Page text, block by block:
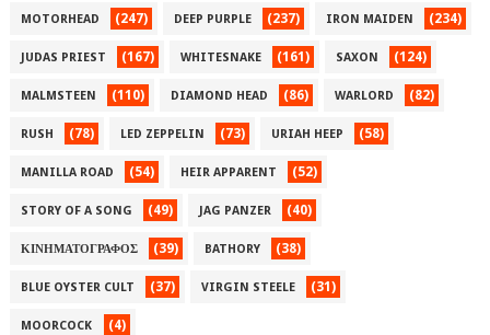
MOTORHEAD (247) DEEP PURPLE (237) IRON MAIDEN (234)
JUDAS PRIEST (167) WHITESNAKE (161) SAXON (124)
MALMSTEEN (110) DIAMOND HEAD (86) WARLORD (82)
RUSH (78) LED ZEPPELIN (73) URIAH HEEP (58)
MANILLA ROAD (54) HEIR APPARENT (52)
STORY OF A SONG (49) JAG PANZER (40)
ΚΙΝΗΜΑΤΟΓΡΑΦΟΣ (39) BATHORY (38)
BLUE OYSTER CULT (37) VIRGIN STEELE (31)
MOORCOCK (4)